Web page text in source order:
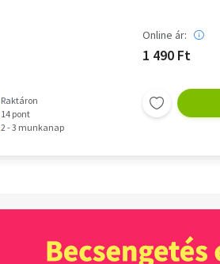
Raktáron
14 pont
2 - 3 munkanap
Online ár:
1 490 Ft